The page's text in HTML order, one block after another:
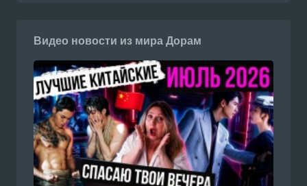
Видео новости из мира Дорам